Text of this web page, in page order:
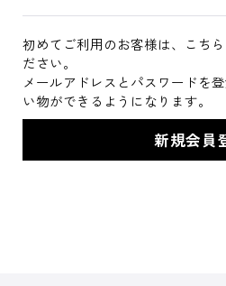
初めてご利用のお客様は、こち
ださい。
メールアドレスとパスワードを
い物ができるようになります。